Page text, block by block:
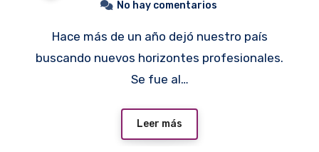
No hay comentarios
Hace más de un año dejó nuestro país
buscando nuevos horizontes profesionales.
Se fue al…
Leer más